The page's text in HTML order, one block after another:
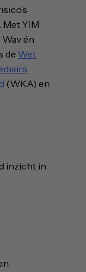
YIM
én
de Wet
(WKA) en
inzicht in